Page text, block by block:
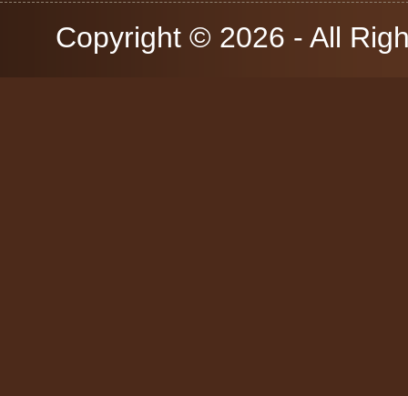
Copyright © 2026 - All